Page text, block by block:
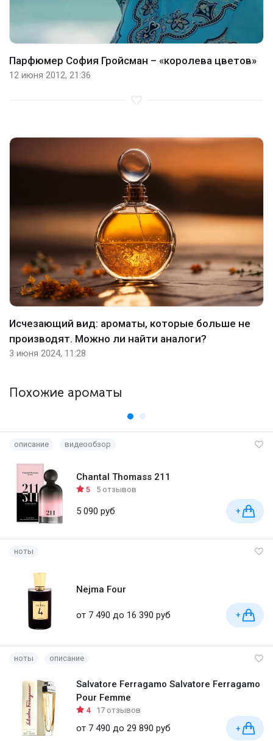
Парфюмер София Гройсман – «королева цветов»
12 июня 2012, 21:36
Исчезающий вид: ароматы, которые больше не
производят. Можно ли найти аналоги?
3 июня 2024, 11:28
Похожие ароматы
описание видеообзор
Chantal Thomass 211
5 5 отзывов
5 090 руб +
ноты
Nejma Four
от 7 490 до 16 390 руб +
ноты описание
Salvatore Ferragamo Salvatore Ferragamo
Pour Femme
4 17 отзывов
от 7 490 до 29 890 руб +